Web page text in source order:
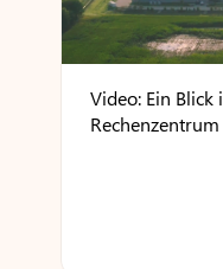
Video: Ein
Rechenzentrum